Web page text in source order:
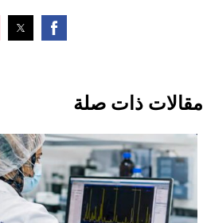
مقالات ذات صلة